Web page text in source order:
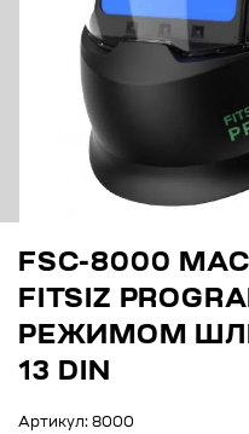
FSC-8000
FITSIZ
РЕЖИМОМ
13 DIN
Артикул: 8000